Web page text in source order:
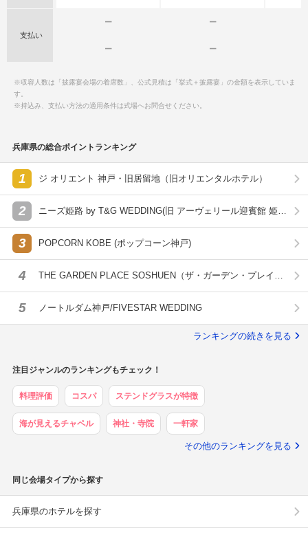
支払い
ー ー
ー ー
※収容人数は「披露宴会場の着席数」、公式見積は「挙式＋披露宴」の金額を表示していま
す。
※持込み、支払い方法の適用条件は式場へお問合せください。
兵庫県の総合ポイントランキング
1 ジ オリエント 神戸・旧居留地（旧オリエンタルホテル）
2
ニーズ姫路 by T&G WEDDING(旧 アーヴェリール迎賓館 姫
3 POPCORN KOBE (ポップコーン神戸)
4
THE GARDEN PLACE SOSHUEN（ザ・ガーデン・プレイス
5 ノートルダム神戸/FIVESTAR WEDDING
ランキングの続きを見る
注目ジャンルのランキングもチェック！
料理評価 コスパ ステンドグラスが特徴
海が見えるチャペル 神社・寺院 一軒家
その他のランキングを見る
同じ会場タイプから探す
兵庫県のホテルを探す